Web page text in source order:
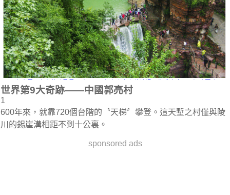
世界第9大奇跡——中國郭亮村
1
600年來，就靠720個台階的〝天梯〞攀登。這天塹之村僅與陵
川的錫崖溝相距不到十公裏。
sponsored ads